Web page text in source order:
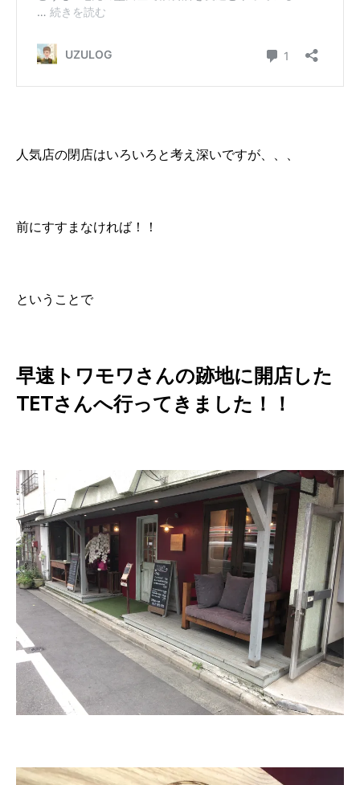
人気店の閉店はいろいろと考え深いですが、、、
前にすすまなければ！！
ということで
早速トワモワさんの跡地に開店した
TETさんへ行ってきました！！